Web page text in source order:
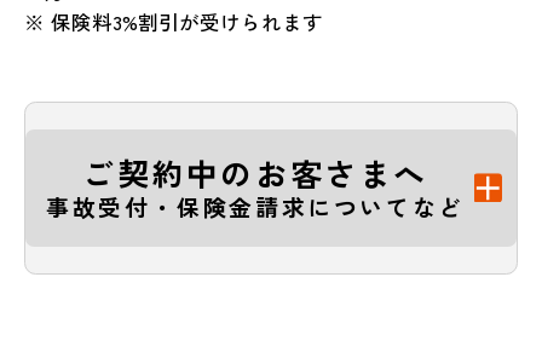
※ 保険料3%割引が受けられます
ご契約中のお客さまへ
事故受付・保険金請求についてなど